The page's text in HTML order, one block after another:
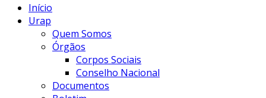
Início
Urap
Quem Somos
Órgãos
Corpos Sociais
Conselho Nacional
Documentos